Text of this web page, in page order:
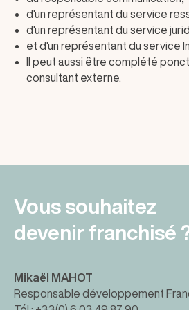
d'un représentant du service
d'un représentant du service
et d'un représentant du service
Il peut aussi être complété
consultant externe.
Vous souhaitez
devenir franchisé
Mikaël MAHOT
Responsable développement